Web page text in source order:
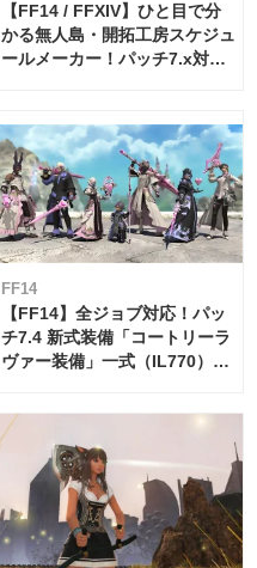
【FF14 / FFXIV】ひと目で分
かる無人島・開拓工房スケジュ
ールメーカー！パッチ7.x対応
FF14
【FF14】全ジョブ対応！パッ
チ7.4 新式装備「コートリーラ
ヴァー装備」一式（IL770）の